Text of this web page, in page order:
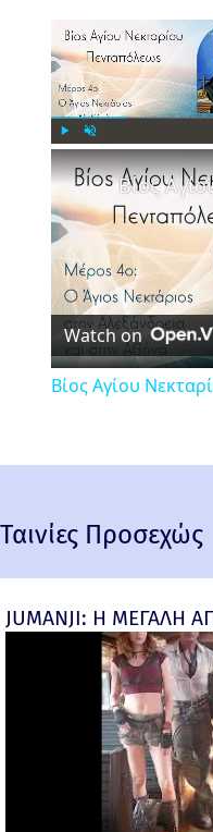
Watch on
Βίος Αγίου
Ταινίες Προσεχώς
JUMANJI: Η ΜΕΓΑΛΗ